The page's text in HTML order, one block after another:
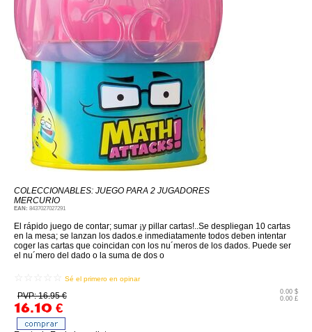
COLECCIONABLES: JUEGO PARA 2 JUGADORES
MERCURIO
EAN: 8437027027291
El rápido juego de contar; sumar ¡y pillar cartas!..Se despliegan 10 cartas
en la mesa; se lanzan los dados.e inmediatamente todos deben intentar
coger las cartas que coincidan con los nu´meros de los dados. Puede ser
el nu´mero del dado o la suma de dos o
Sé el primero en opinar
PVP: 16.95 €
16.10 €
0.00 $
0.00 £